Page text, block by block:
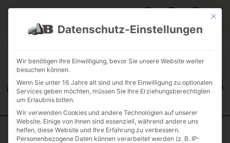
JOBS
FUHRPARK
Start/Steinsorten/ Basalt anthrazit/ Naturstein Palisade Basalt
Mit
Datenschutz-Einstellungen
Wir benötigen Ihre Einwilligung, bevor Sie unsere Website weiter
besuchen können.
Wenn Sie unter 16 Jahre alt sind und Ihre Einwilligung zu optionalen
Services geben möchten, müssen Sie Ihre Erziehungsberechtigten
um Erlaubnis bitten.
Wir verwenden Cookies und andere Technologien auf unserer
Website. Einige von ihnen sind essenziell, während andere uns
helfen, diese Website und Ihre Erfahrung zu verbessern.
Personenbezogene Daten können verarbeitet werden (z. B. IP-